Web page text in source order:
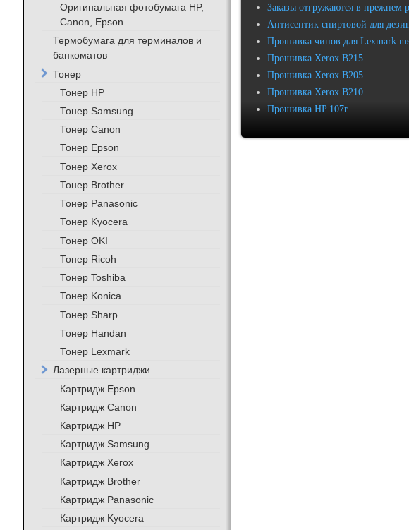
Заказы отгружаются в прежнем
Антисептик спиртовой для
Прошивка чипов для Lexmark
Прошивка Xerox B215
Прошивка Xerox B205
Прошивка Xerox B210
Прошивка HP 107r
Оригинальная фотобумага HP,
Canon, Epson
Термобумага для терминалов и
банкоматов
Тонер
Тонер HP
Тонер Samsung
Тонер Canon
Тонер Epson
Тонер Xerox
Тонер Brother
Тонер Panasonic
Тонер Kyocera
Тонер OKI
Тонер Ricoh
Тонер Toshiba
Тонер Konica
Тонер Sharp
Тонер Handan
Тонер Lexmark
Лазерные картриджи
Картридж Epson
Картридж Canon
Картридж HP
Картридж Samsung
Картридж Xerox
Картридж Brother
Картридж Panasonic
Картридж Kyocera